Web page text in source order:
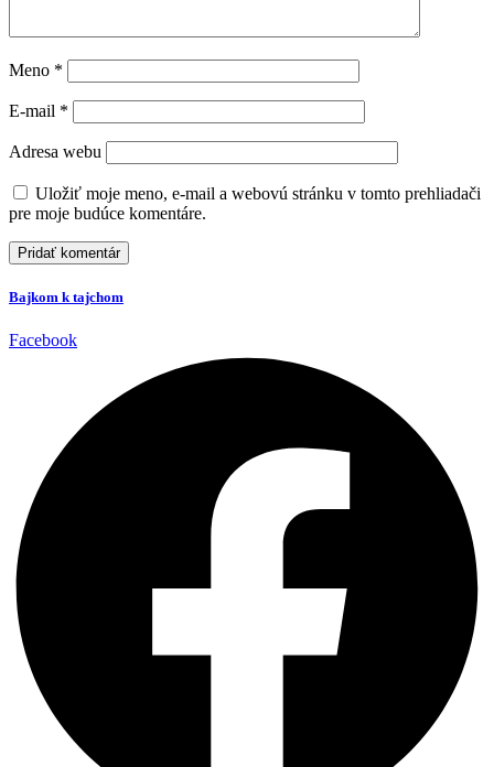
Meno *
E-mail *
Adresa webu
Uložiť moje meno, e-mail a webovú stránku v tomto prehliadači
pre moje budúce komentáre.
Bajkom k tajchom
Facebook